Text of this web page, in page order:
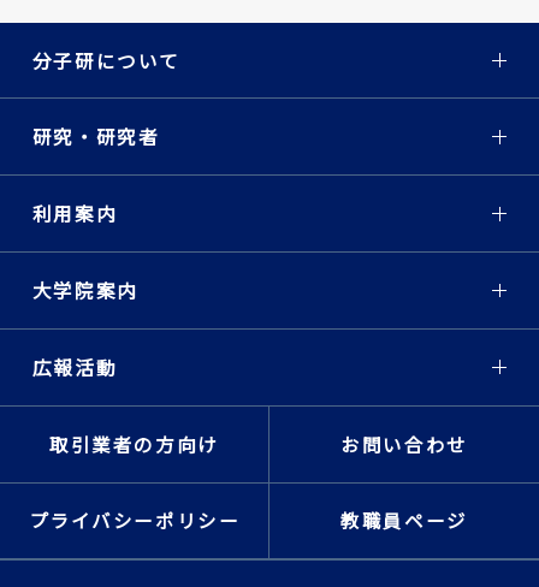
ＭＳ（計算分子科学）セミ
semiclassical initial
complex systems」
2008-12-01
ム
Professor Thomas
Baumert (The
University of Kassel)
2008-11-13
第17回光分子科学フォーラ
ム
分子研について
研究・研究者
利用案内
大学院案内
広報活動
取引業者の方向け お問い合わせ
プライバシーポリシー 教職員ページ